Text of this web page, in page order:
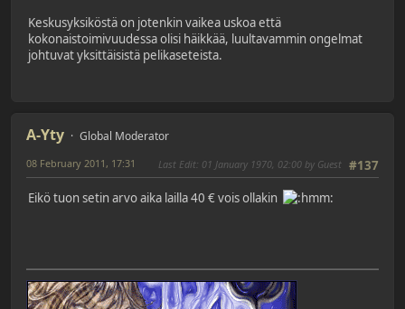
Keskusyksiköstä on jotenkin vaikea uskoa että
kokonaistoimivuudessa olisi häikkää, luultavammin ongelmat
johtuvat yksittäisistä pelikaseteista.
A-Yty Global Moderator
#137
08 February 2011, 17:31 Last Edit: 01 January 1970, 02:00 by Guest
Eikö tuon setin arvo aika lailla 40 € vois ollakin